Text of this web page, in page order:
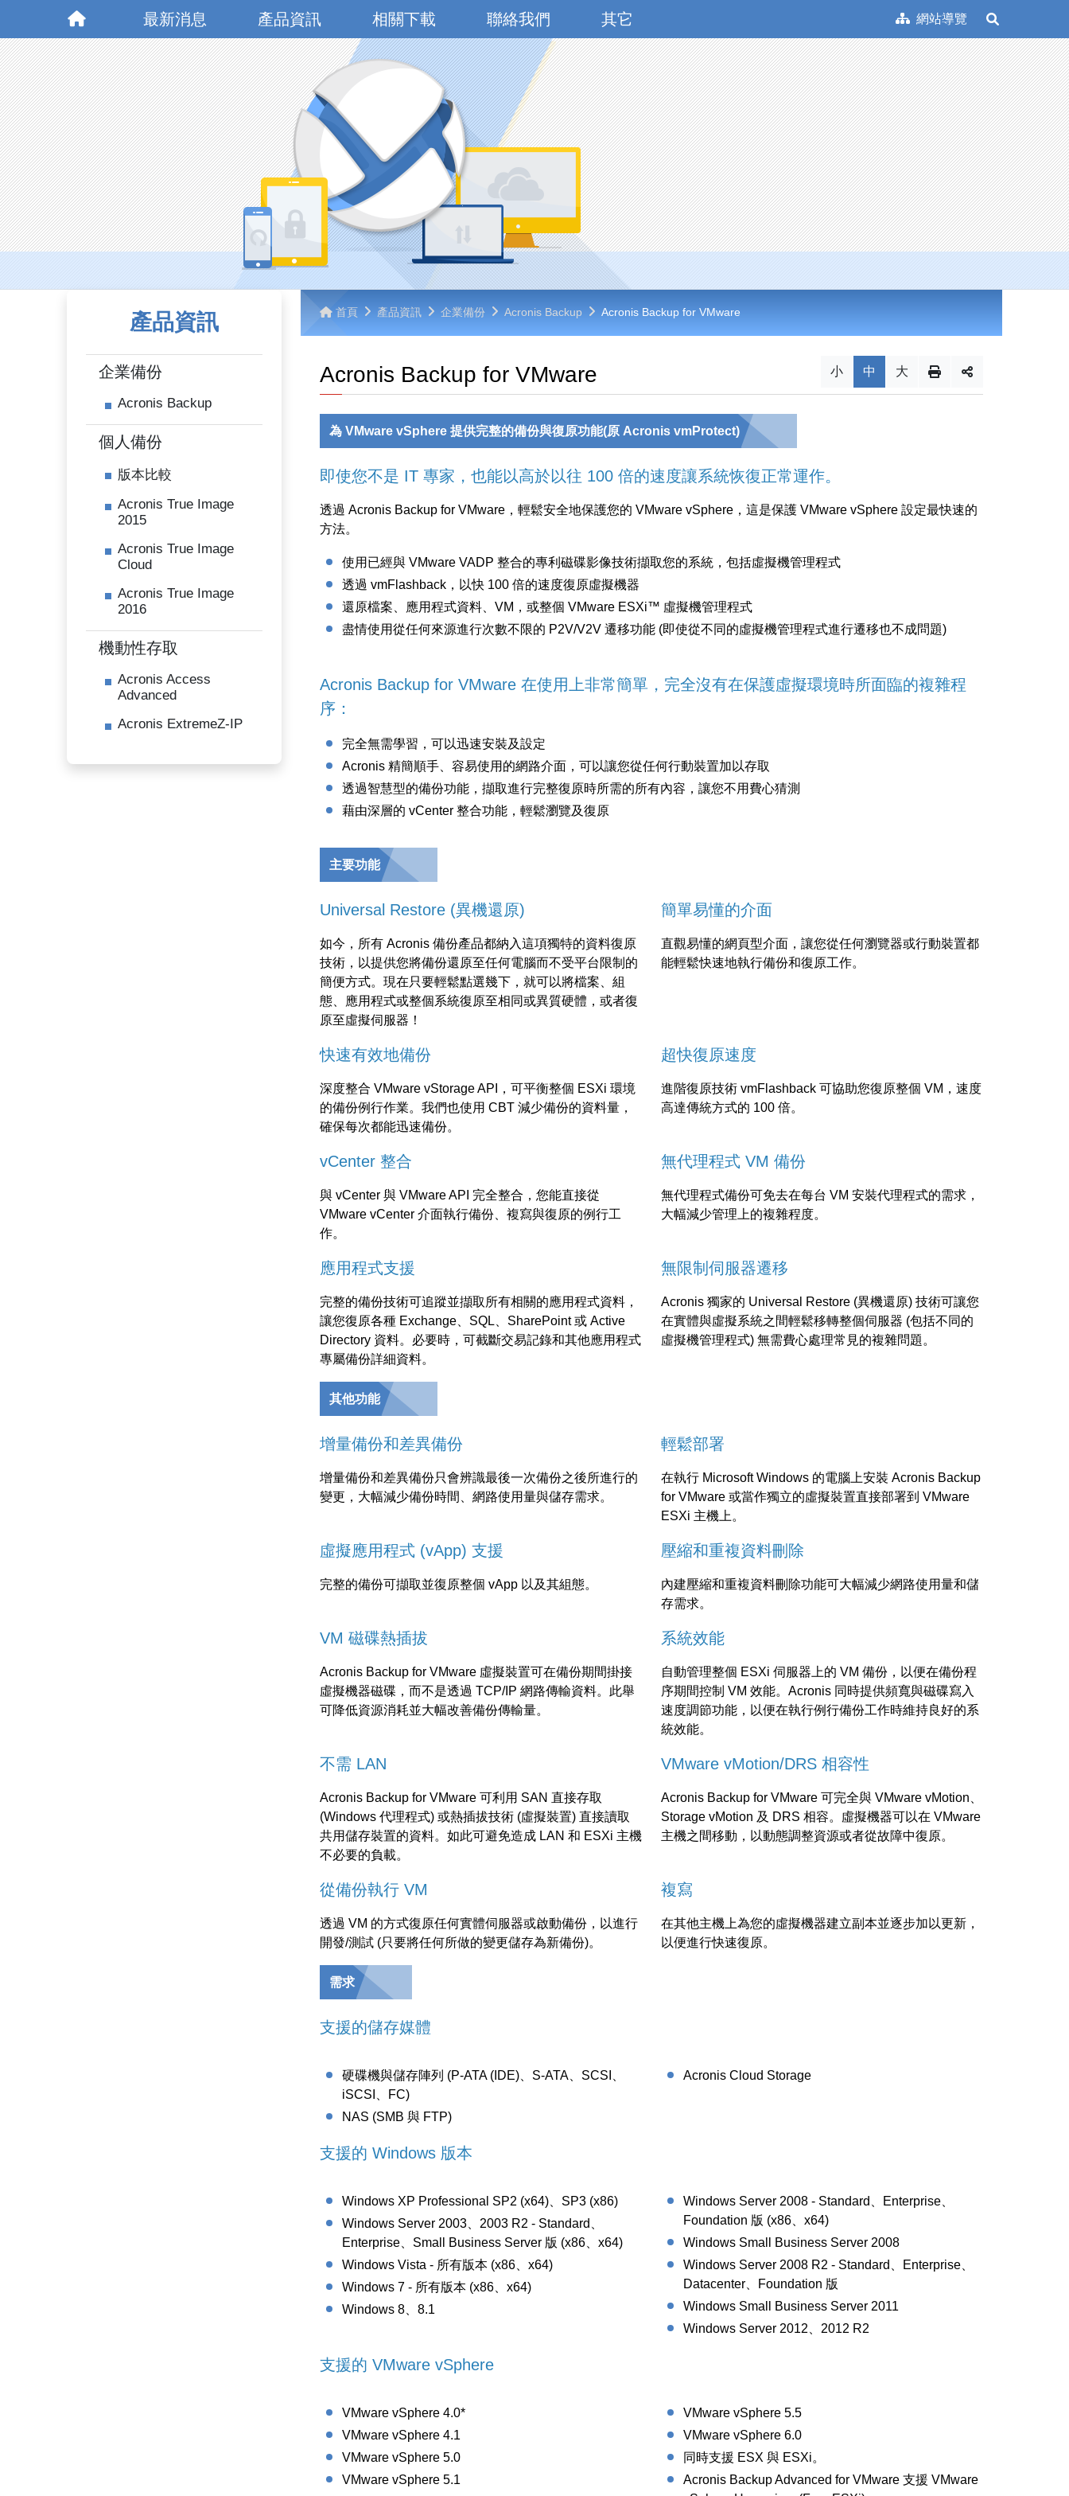
網站導覽
開
搜
尋
最新消息 產品資訊 相關下載 聯絡我們 其它
產品資訊
企業備份
Acronis Backup
個人備份
版本比較
Acronis True Image
2015
Acronis True Image
Cloud
Acronis True Image
2016
機動性存取
Acronis Access
Advanced
Acronis ExtremeZ-IP
首頁 產品資訊 企業備份 Acronis Backup Acronis Backup for VMware
小 中 大
Acronis Backup for VMware
為 VMware vSphere 提供完整的備份與復原功能(原 Acronis vmProtect)
即使您不是 IT 專家，也能以高於以往 100 倍的速度讓系統恢復正常運作。
透過 Acronis Backup for VMware，輕鬆安全地保護您的 VMware vSphere，這是保護 VMware vSphere 設定最快速的
方法。
使用已經與 VMware VADP 整合的專利磁碟影像技術擷取您的系統，包括虛擬機管理程式
透過 vmFlashback，以快 100 倍的速度復原虛擬機器
還原檔案、應用程式資料、VM，或整個 VMware ESXi™ 虛擬機管理程式
盡情使用從任何來源進行次數不限的 P2V/V2V 遷移功能 (即使從不同的虛擬機管理程式進行遷移也不成問題)
Acronis Backup for VMware 在使用上非常簡單，完全沒有在保護虛擬環境時所面臨的複雜程
序：
完全無需學習，可以迅速安裝及設定
Acronis 精簡順手、容易使用的網路介面，可以讓您從任何行動裝置加以存取
透過智慧型的備份功能，擷取進行完整復原時所需的所有內容，讓您不用費心猜測
藉由深層的 vCenter 整合功能，輕鬆瀏覽及復原
主要功能
Universal Restore (異機還原)
如今，所有 Acronis 備份產品都納入這項獨特的資料復原
技術，以提供您將備份還原至任何電腦而不受平台限制的
簡便方式。現在只要輕鬆點選幾下，就可以將檔案、組
態、應用程式或整個系統復原至相同或異質硬體，或者復
原至虛擬伺服器！
簡單易懂的介面
直觀易懂的網頁型介面，讓您從任何瀏覽器或行動裝置都
能輕鬆快速地執行備份和復原工作。
快速有效地備份
深度整合 VMware vStorage API，可平衡整個 ESXi 環境
的備份例行作業。我們也使用 CBT 減少備份的資料量，
確保每次都能迅速備份。
超快復原速度
進階復原技術 vmFlashback 可協助您復原整個 VM，速度
高達傳統方式的 100 倍。
vCenter 整合
與 vCenter 與 VMware API 完全整合，您能直接從
VMware vCenter 介面執行備份、複寫與復原的例行工
作。
無代理程式 VM 備份
無代理程式備份可免去在每台 VM 安裝代理程式的需求，
大幅減少管理上的複雜程度。
應用程式支援
完整的備份技術可追蹤並擷取所有相關的應用程式資料，
讓您復原各種 Exchange、SQL、SharePoint 或 Active
Directory 資料。必要時，可截斷交易記錄和其他應用程式
專屬備份詳細資料。
無限制伺服器遷移
Acronis 獨家的 Universal Restore (異機還原) 技術可讓您
在實體與虛擬系統之間輕鬆移轉整個伺服器 (包括不同的
虛擬機管理程式) 無需費心處理常見的複雜問題。
其他功能
增量備份和差異備份
增量備份和差異備份只會辨識最後一次備份之後所進行的
變更，大幅減少備份時間、網路使用量與儲存需求。
輕鬆部署
在執行 Microsoft Windows 的電腦上安裝 Acronis Backup
for VMware 或當作獨立的虛擬裝置直接部署到 VMware
ESXi 主機上。
虛擬應用程式 (vApp) 支援
完整的備份可擷取並復原整個 vApp 以及其組態。
壓縮和重複資料刪除
內建壓縮和重複資料刪除功能可大幅減少網路使用量和儲
存需求。
VM 磁碟熱插拔
Acronis Backup for VMware 虛擬裝置可在備份期間掛接
虛擬機器磁碟，而不是透過 TCP/IP 網路傳輸資料。此舉
可降低資源消耗並大幅改善備份傳輸量。
系統效能
自動管理整個 ESXi 伺服器上的 VM 備份，以便在備份程
序期間控制 VM 效能。Acronis 同時提供頻寬與磁碟寫入
速度調節功能，以便在執行例行備份工作時維持良好的系
統效能。
不需 LAN
Acronis Backup for VMware 可利用 SAN 直接存取
(Windows 代理程式) 或熱插拔技術 (虛擬裝置) 直接讀取
共用儲存裝置的資料。如此可避免造成 LAN 和 ESXi 主機
不必要的負載。
VMware vMotion/DRS 相容性
Acronis Backup for VMware 可完全與 VMware vMotion、
Storage vMotion 及 DRS 相容。虛擬機器可以在 VMware
主機之間移動，以動態調整資源或者從故障中復原。
從備份執行 VM
透過 VM 的方式復原任何實體伺服器或啟動備份，以進行
開發/測試 (只要將任何所做的變更儲存為新備份)。
複寫
在其他主機上為您的虛擬機器建立副本並逐步加以更新，
以便進行快速復原。
需求
支援的儲存媒體
硬碟機與儲存陣列 (P-ATA (IDE)、S-ATA、SCSI、
iSCSI、FC)
NAS (SMB 與 FTP)
Acronis Cloud Storage
支援的 Windows 版本
Windows XP Professional SP2 (x64)、SP3 (x86)
Windows Server 2003、2003 R2 - Standard、
Enterprise、Small Business Server 版 (x86、x64)
Windows Vista - 所有版本 (x86、x64)
Windows 7 - 所有版本 (x86、x64)
Windows 8、8.1
Windows Server 2008 - Standard、Enterprise、
Foundation 版 (x86、x64)
Windows Small Business Server 2008
Windows Server 2008 R2 - Standard、Enterprise、
Datacenter、Foundation 版
Windows Small Business Server 2011
Windows Server 2012、2012 R2
支援的 VMware vSphere
VMware vSphere 4.0*
VMware vSphere 4.1
VMware vSphere 5.0
VMware vSphere 5.1
VMware vSphere 5.5
VMware vSphere 6.0
同時支援 ESX 與 ESXi。
Acronis Backup Advanced for VMware 支援 VMware